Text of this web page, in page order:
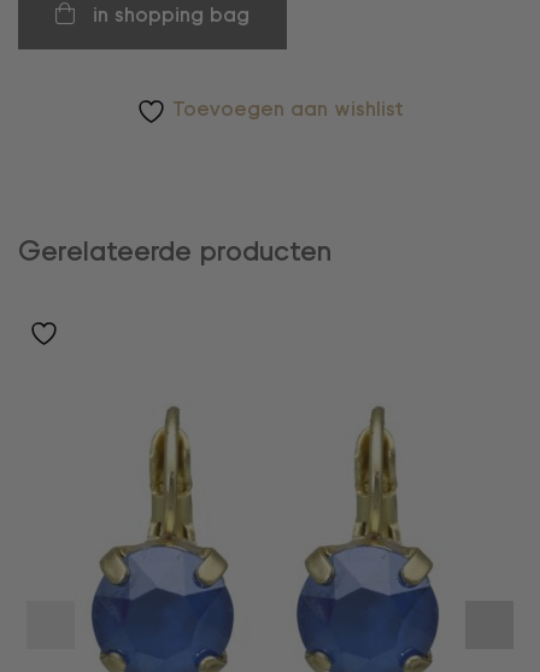
in shopping bag
Toevoegen aan wishlist
Gerelateerde producten